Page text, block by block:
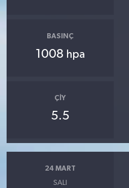
BASINÇ
1008 hpa
ÇIY
5.5
24 MART
SALI